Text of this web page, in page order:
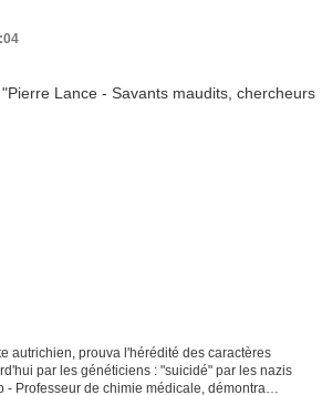
autrichien, prouva l'hérédité des caractères
par les généticiens : "suicidé" par les nazis
- Professeur de chimie médicale, démontra